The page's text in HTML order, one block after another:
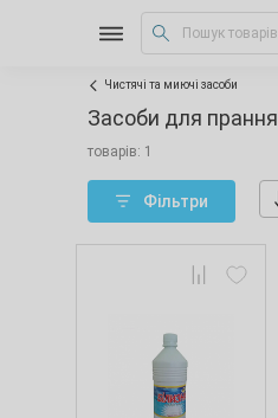
Чистячі та миючі засоби
Засоби для прання
товарів: 1
Фільтри